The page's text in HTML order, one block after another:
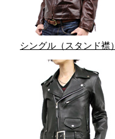
シングル（スタンド襟）